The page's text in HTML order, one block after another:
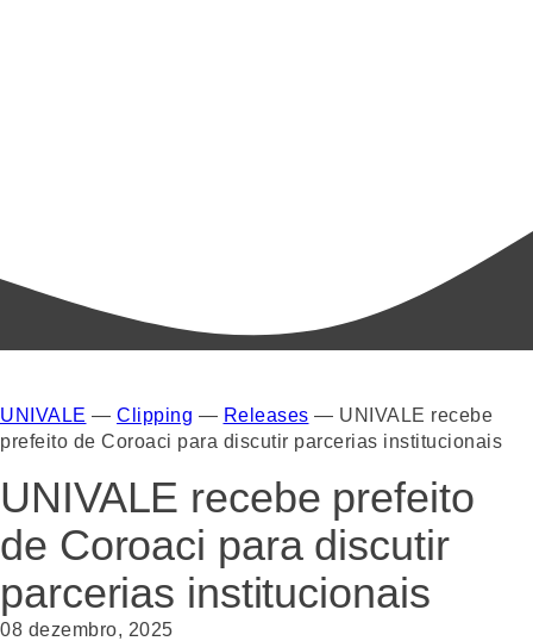
UNIVALE — Clipping — Releases — UNIVALE recebe
prefeito de Coroaci para discutir parcerias institucionais
UNIVALE recebe prefeito
de Coroaci para discutir
parcerias institucionais
08 dezembro, 2025